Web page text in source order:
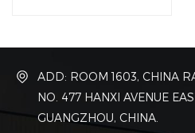
ADD: ROOM 1603, CHINA
NO. 477 HANXI AVENUE
GUANGZHOU, CHINA.